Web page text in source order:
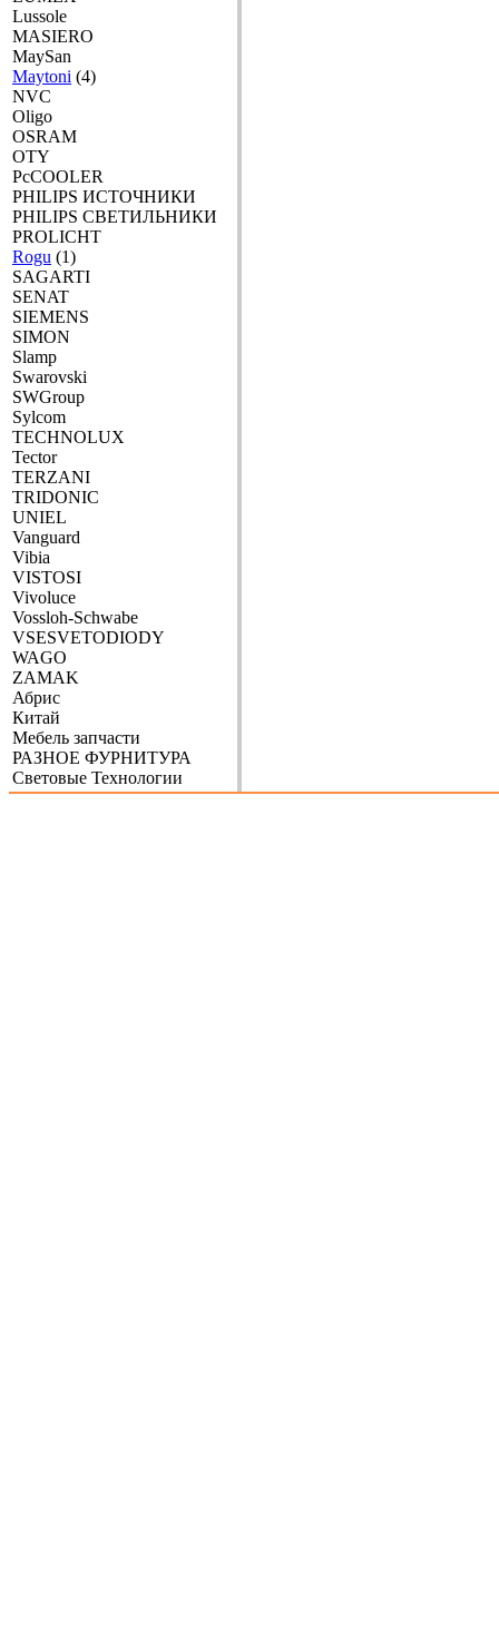
Lussole
MASIERO
MaySan
Maytoni (4)
NVC
Oligo
OSRAM
OTY
PcCOOLER
PHILIPS ИСТОЧНИКИ
PHILIPS СВЕТИЛЬНИКИ
PROLICHT
Rogu (1)
SAGARTI
SENAT
SIEMENS
SIMON
Slamp
Swarovski
SWGroup
Sylcom
TECHNOLUX
Tector
TERZANI
TRIDONIC
UNIEL
Vanguard
Vibia
VISTOSI
Vivoluce
Vossloh-Schwabe
VSESVETODIODY
WAGO
ZAMAK
Абрис
Китай
Мебель запчасти
РАЗНОЕ ФУРНИТУРА
Световые Технологии